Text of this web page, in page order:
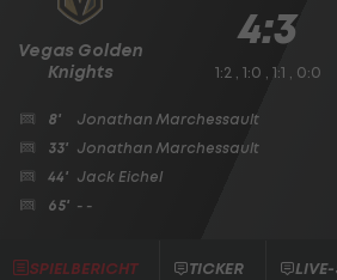
Vegas Golden
Knights
4:3
1:2 , 1:0 , 1:1 , 0:0
8'
Jonathan Marchessault
33' Jonathan Marchessault
44' Jack Eichel
65' - -
SPIELBERICHT TICKER LIVE-